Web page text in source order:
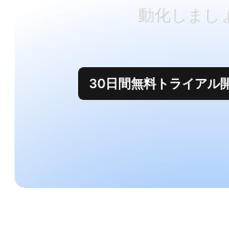
動化しまし
30日間無料トライアル